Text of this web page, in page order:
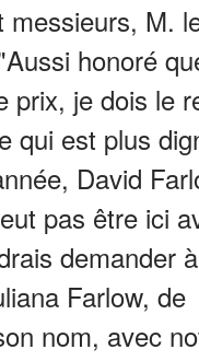
messieurs, M.
honoré
prix, je dois le
qui est plus
David
pas être ici
demander
Farlow, de
nom, avec